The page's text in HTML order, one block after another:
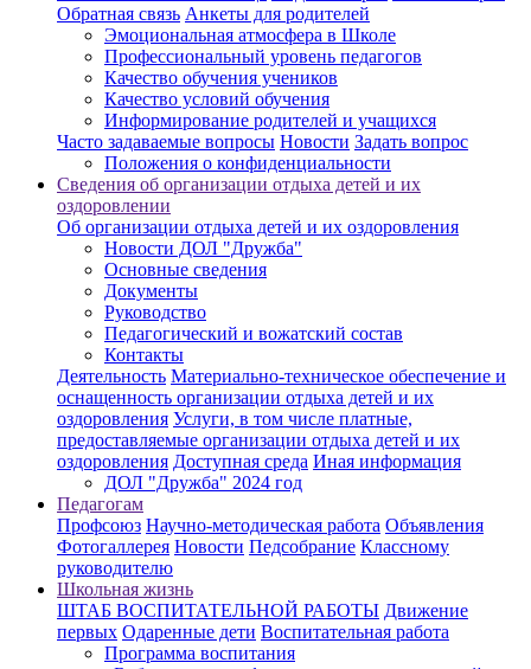
Обратная связь Анкеты для родителей
Эмоциональная атмосфера в Школе
Профессиональный уровень педагогов
Качество обучения учеников
Качество условий обучения
Информирование родителей и учащихся
Часто задаваемые вопросы Новости Задать вопрос
Положения о конфиденциальности
Сведения об организации отдыха детей и их
оздоровлении
Об организации отдыха детей и их оздоровления
Новости ДОЛ "Дружба"
Основные сведения
Документы
Руководство
Педагогический и вожатский состав
Контакты
Деятельность Материально-техническое обеспечение и
оснащенность организации отдыха детей и их
оздоровления Услуги, в том числе платные,
предоставляемые организации отдыха детей и их
оздоровления Доступная среда Иная информация
ДОЛ "Дружба" 2024 год
Педагогам
Профсоюз Научно-методическая работа Объявления
Фотогаллерея Новости Педсобрание Классному
руководителю
Школьная жизнь
ШТАБ ВОСПИТАТЕЛЬНОЙ РАБОТЫ Движение
первых Одаренные дети Воспитательная работа
Программа воспитания